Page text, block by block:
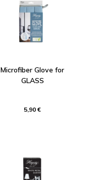
Microfiber Glove for
GLASS
5,90 €